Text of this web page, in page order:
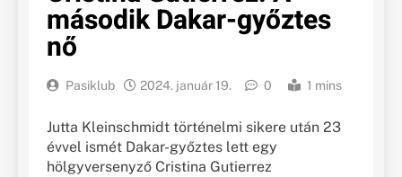
második Dakar-győztes
nő
Pasiklub 2024. január 19. 0 1 mins
Jutta Kleinschmidt történelmi sikere után 23
évvel ismét Dakar-győztes lett egy
hölgyversenyző Cristina Gutierrez